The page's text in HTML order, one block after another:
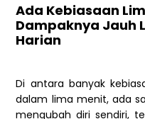
Ada Kebiasaan
Dampaknya Jauh
Harian
Di antara banyak
dalam lima menit, ada
mengubah diri sendiri,